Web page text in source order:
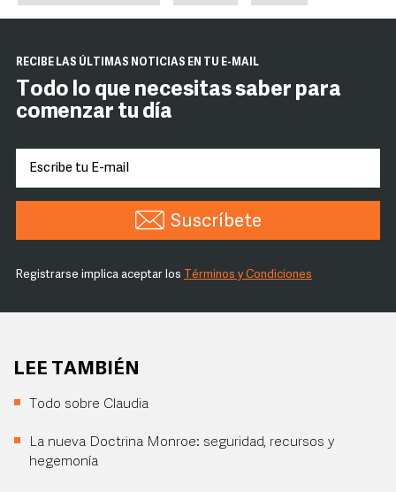
RECIBE LAS ÚLTIMAS NOTICIAS EN TU E-MAIL
Todo lo que necesitas saber para
comenzar tu día
Suscríbete
Registrarse implica aceptar los Términos y Condiciones
LEE TAMBIÉN
Todo sobre Claudia
La nueva Doctrina Monroe: seguridad, recursos y
hegemonía